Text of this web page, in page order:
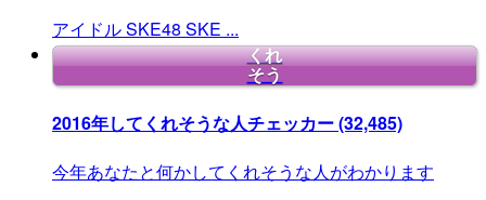
アイドルSKE48 SKE ...
くれ
そう
2016年してくれそうな人チェッカー(32,485)
今年あなたと何かしてくれそうな人がわかります